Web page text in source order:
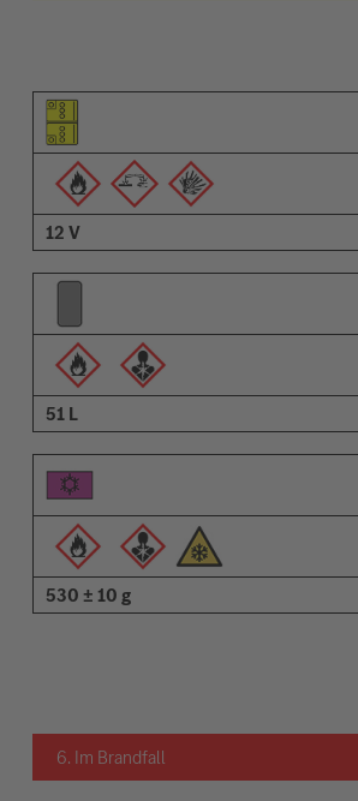
Piktogramm des Elements
Pictrogramme der Warnungen
Beschreibung
12 V
51 L
530 ± 10 g
6. Im Brandfall